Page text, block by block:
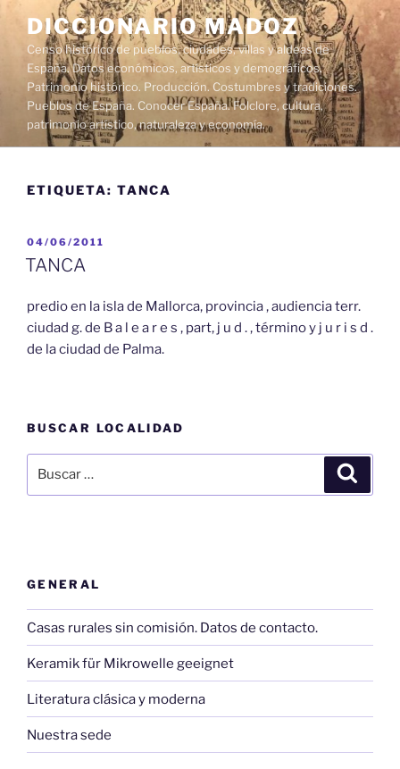
contenido
DICCIONARIO MADOZ
Censo histórico de pueblos, ciudades, villas y aldeas de
España. Datos económicos, artísticos y demográficos.
Patrimonio histórico. Producción. Costumbres y tradiciones.
Pueblos de España. Conocer España. Folclore, cultura,
patrimonio artístico, naturaleza y economía.
ETIQUETA: TANCA
PUBLICADO
EL
04/06/2011
TANCA
predio en la isla de Mallorca, provincia , audiencia terr.
ciudad g. de B a l e a r e s , part, j u d . , término y j u r i s d .
de la ciudad de Palma.
BUSCAR LOCALIDAD
por:
GENERAL
Casas rurales sin comisión. Datos de contacto.
Keramik für Mikrowelle geeignet
Literatura clásica y moderna
Nuestra sede